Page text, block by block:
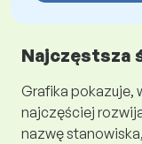
Najczęstsza
Grafika pokazuje,
najczęściej
nazwę